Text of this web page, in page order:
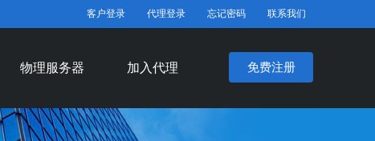
客户登录 代理登录 忘记密码 联系我们
物理服务器 加入代理 免费注册